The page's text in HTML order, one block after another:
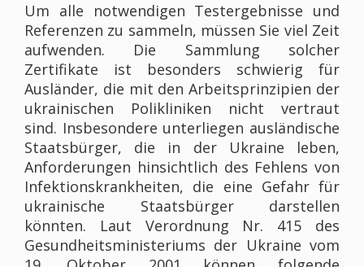
Um alle notwendigen Testergebnisse und
Referenzen zu sammeln, müssen Sie viel Zeit
aufwenden. Die Sammlung solcher
Zertifikate ist besonders schwierig für
Ausländer, die mit den Arbeitsprinzipien der
ukrainischen Polikliniken nicht vertraut
sind. Insbesondere unterliegen ausländische
Staatsbürger, die in der Ukraine leben,
Anforderungen hinsichtlich des Fehlens von
Infektionskrankheiten, die eine Gefahr für
ukrainische Staatsbürger darstellen
könnten. Laut Verordnung Nr. 415 des
Gesundheitsministeriums der Ukraine vom